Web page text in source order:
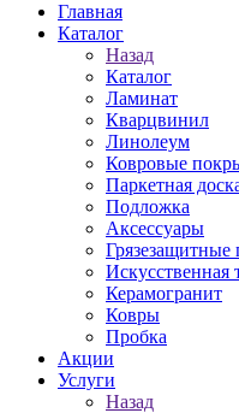
Главная
Каталог
Назад
Каталог
Ламинат
Кварцвинил
Линолеум
Ковровые
Паркетная
Подложка
Аксессуары
Грязезащитные
Искусственная
Керамогранит
Ковры
Пробка
Акции
Услуги
Назад